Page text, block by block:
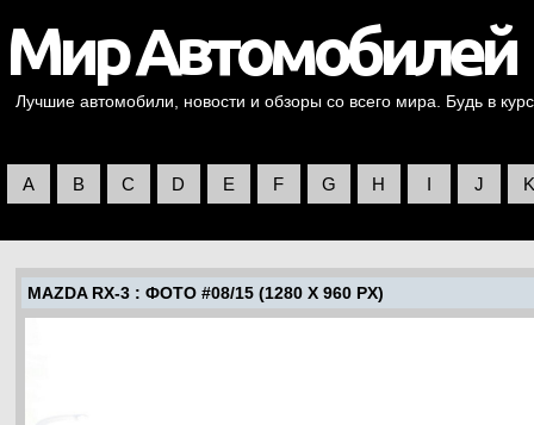
Лучшие автомобили, новости и обзоры со всего мира. Будь в
A B C D E F G H I J K
MAZDA RX-3 : ФОТО #08/15 (1280 X 960 PX)